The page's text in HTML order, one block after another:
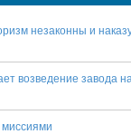
незаконны и
возведение завода